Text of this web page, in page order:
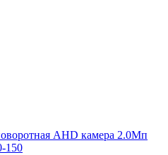
AHD камера 2.0Мп
150